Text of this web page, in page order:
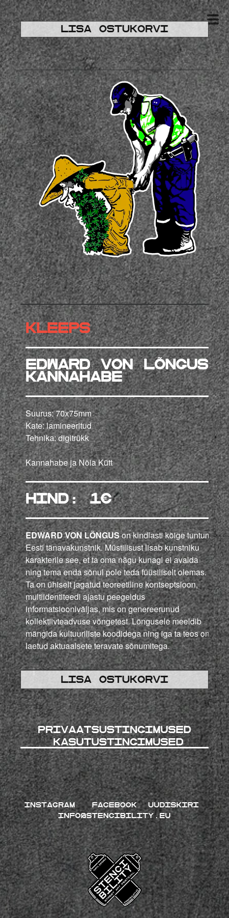
Lisa ostukorvi
KLEEPS
Edward von lõngus
Kannahabe
Suurus: 70x75mm
Kate: lamineeritud
Tehnika: digitrükk
Kannahabe ja Nõia Kütt
HIND: 1€
EDWARD VON LÕNGUSon kindlasti kõige tuntum
Eesti tänavakunstnik. Müstilisust lisab kunstniku
karakterile see, et ta oma nägu kunagi ei avalda
ning tema enda sõnul pole teda füüsiliselt olemas.
Ta on ühiselt jagatud teoreetiline kontseptsioon,
multiidentiteedi ajastu peegeldus
informatsiooniväljas, mis on genereerunud
kollektiivteadvuse võngetest. Lõngusele meeldib
mängida kultuuriliste koodidega ning iga ta teos on
laetud aktuaalsete teravate sõnumitega.
Lisa ostukorvi
Privaatsustingimused
kasutustingimused
INSTAGRAM FACEBOOK
UUDISKIRI
INFO@STENCIBILITY.EU